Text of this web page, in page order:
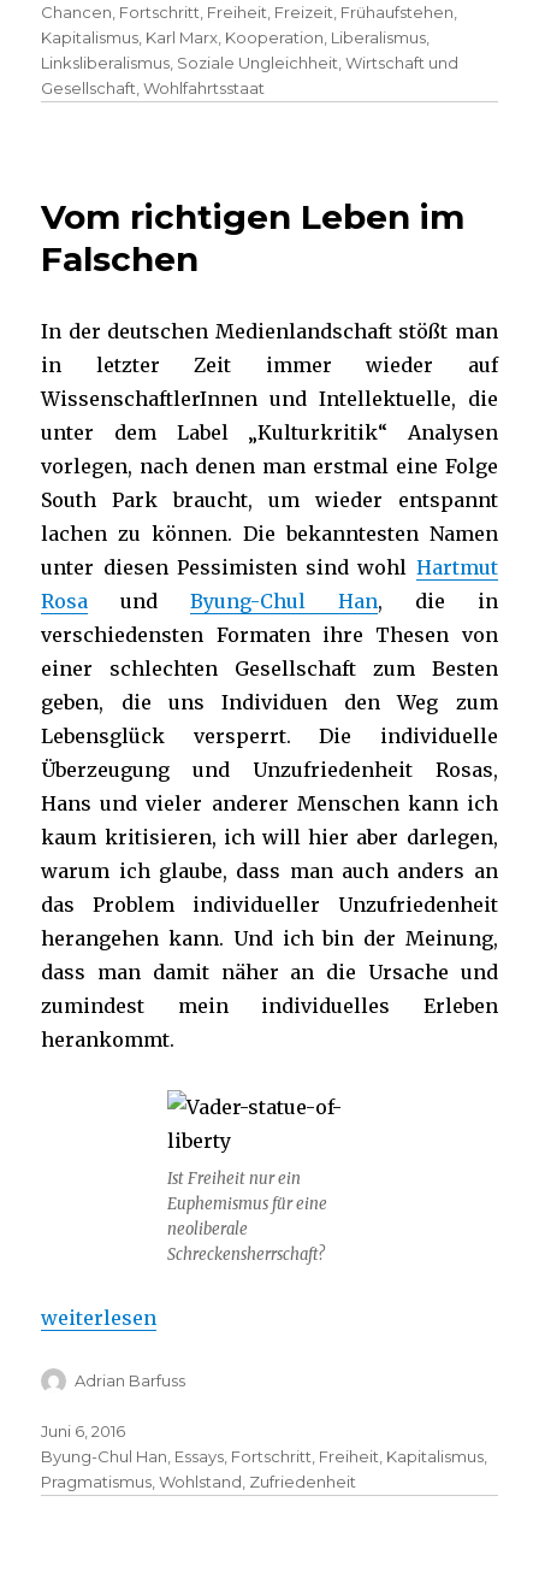
Chancen Fortschritt Freiheit Freizeit Frühaufstehen
Kapitalismus Karl Marx Kooperation Liberalismus
Linksliberalismus Soziale Ungleichheit ,Wirtschaft und
Gesellschaft ,Wohlfahrtsstaat
Vom richtigen Leben im
Falschen
In der deutschen Medienlandschaft stößt man
in letzter Zeit immer wieder auf
WissenschaftlerInnen und Intellektuelle, die
unter dem Label „Kulturkritik“ Analysen
vorlegen, nach denen man erstmal eine Folge
South Park braucht, um wieder entspannt
lachen zu können. Die bekanntesten Namen
unter diesen Pessimisten sind wohl Hartmut
Rosa undByung-Chul Han, die in
verschiedensten Formaten ihre Thesen von
einer schlechten Gesellschaft zum Besten
geben, die uns Individuen den Weg zum
Lebensglück versperrt. Die individuelle
Überzeugung und Unzufriedenheit Rosas,
Hans und vieler anderer Menschen kann ich
kaum kritisieren, ich will hier aber darlegen,
warum ich glaube, dass man auch anders an
das Problem individueller Unzufriedenheit
herangehen kann. Und ich bin der Meinung,
dass man damit näher an die Ursache und
zumindest mein individuelles Erleben
herankommt.
Ist Freiheit nur ein
Euphemismus für eine
neoliberale
Schreckensherrschaft?
„Vom richtigen Leben im Falschen“
weiterlesen
Adrian Barfuss
Juni 6, 2016
Byung-Chul Han, Essays, Fortschritt, Freiheit, Kapitalismus,
Pragmatismus,Wohlstand, Zufriedenheit